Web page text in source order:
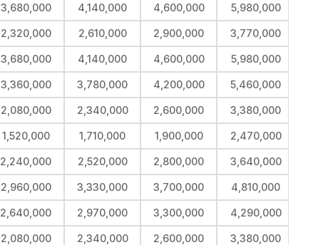
3,680,000 4,140,000 4,600,000 5,980,000
2,320,000 2,610,000 2,900,000 3,770,000
3,680,000 4,140,000 4,600,000 5,980,000
3,360,000 3,780,000 4,200,000 5,460,000
2,080,000 2,340,000 2,600,000 3,380,000
1,520,000 1,710,000 1,900,000 2,470,000
2,240,000 2,520,000 2,800,000 3,640,000
2,960,000 3,330,000 3,700,000 4,810,000
2,640,000 2,970,000 3,300,000 4,290,000
2,080,000 2,340,000 2,600,000 3,380,000